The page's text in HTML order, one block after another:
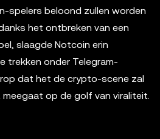
spelers beloond zullen worden
het ontbreken van een
slaagde Notcoin erin
trekken onder Telegram-
dat het de crypto-scene zal
op de golf van viraliteit.